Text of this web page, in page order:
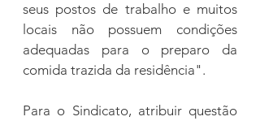
seus postos de trabalho e muitos
locais não possuem condições
adequadas para o preparo da
comida trazida da residência".
Para o Sindicato, atribuir questão